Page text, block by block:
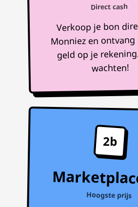
Direct cash
Verkoop je bon
Monniez en
geld op je
wachten!
2b
Hoogste prijs